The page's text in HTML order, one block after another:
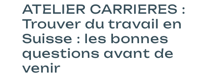
ATELIER CARRIERES :
Trouver du travail en
Suisse : les bonnes
questions avant de
venir